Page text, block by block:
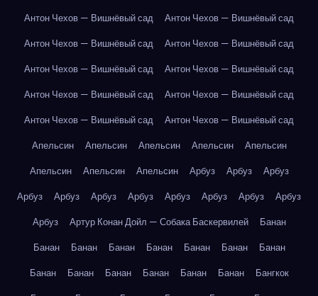
Антон Чехов — Вишнёвый сад
Антон Чехов — Вишнёвый сад
Антон Чехов — Вишнёвый сад
Антон Чехов — Вишнёвый сад
Антон Чехов — Вишнёвый сад
Антон Чехов — Вишнёвый сад
Антон Чехов — Вишнёвый сад
Антон Чехов — Вишнёвый сад
Антон Чехов — Вишнёвый сад
Антон Чехов — Вишнёвый сад
Апельсин
Апельсин Апельсин Апельсин
Апельсин
Апельсин
Апельсин Апельсин Арбуз Арбуз
Арбуз
Арбуз
Арбуз Арбуз Арбуз Арбуз Арбуз Арбуз
Арбуз
Арбуз
Артур Конан Дойл — Собака Баскервилей
Банан
Банан
Банан Банан Банан Банан Банан
Банан
Банан
Банан Банан Банан Банан Банан
Бангкок